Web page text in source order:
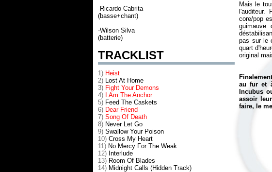
-Ricardo Cabrita
(basse+chant)
-Wilson Silva
(batterie)
TRACKLIST
1) Heist
2) Lost At Home
3) Fight Your Demons
4)
I Am The Anchor
5) Feed The Caskets
6) Dear Friend
7) Song Of Death
8) Never Let Go
9) Swallow Your Poison
10) Cross My Heart
11) No Mercy For The Weak
12) Interlude
13) Room Of Blades
14) Midnight Calls (Hidden Track)
Mais le
l'auditeur.
core/pop
guimauve
pas sur le
quart
original
au fur et
Incubus
assoir
faire, le